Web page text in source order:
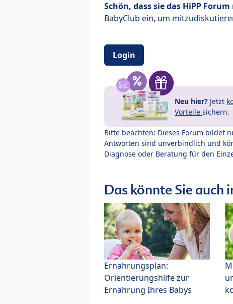
Schön, dass sie das HiPP
BabyClub ein, um
Login
Neu hier? Jetzt
Vorteile sichern.
Bitte beachten: Dieses Forum bildet
Antworten sind unverbindlich und
Diagnose oder Beratung für den
Das könnte Sie auch
Ernährungsplan:
Orientierungshilfe zur
Ernährung Ihres Babys